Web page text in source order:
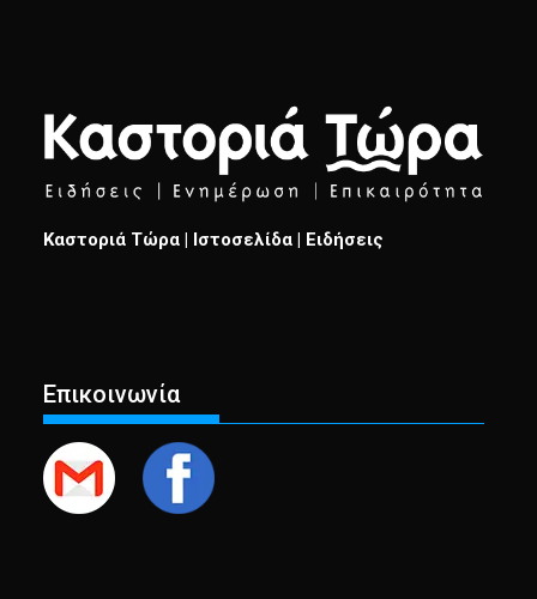
Καστοριά Τώρα | Ιστοσελίδα | Ειδήσεις
Επικοινωνία